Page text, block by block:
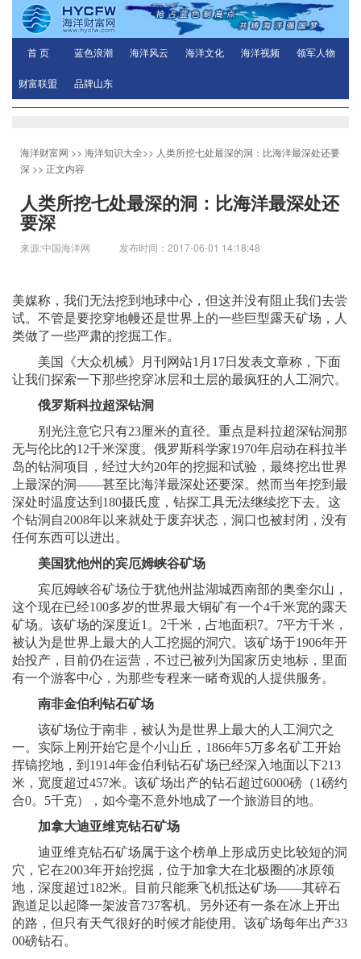
首 页 蓝色浪潮 海洋风云 海洋文化 海洋视频 领军人物
财富联盟 品牌山东
海洋财富网 >> 海洋知识大全>> 人类所挖七处最深的洞：比海洋最深处还要
深 >> 正文内容
人类所挖七处最深的洞：比海洋最深处还
要深
来源:中国海洋网 发布时间：2017-06-01 14:18:48
美媒称，我们无法挖到地球中心，但这并没有阻止我们去尝
试。不管是要挖穿地幔还是世界上的一些巨型露天矿场，人
类做了一些严肃的挖掘工作。
美国《大众机械》月刊网站1月17日发表文章称，下面
让我们探索一下那些挖穿冰层和土层的最疯狂的人工洞穴。
俄罗斯科拉超深钻洞
别光注意它只有23厘米的直径。重点是科拉超深钻洞那
无与伦比的12千米深度。俄罗斯科学家1970年启动在科拉半
岛的钻洞项目，经过大约20年的挖掘和试验，最终挖出世界
上最深的洞——甚至比海洋最深处还要深。然而当年挖到最
深处时温度达到180摄氏度，钻探工具无法继续挖下去。这
个钻洞自2008年以来就处于废弃状态，洞口也被封闭，没有
任何东西可以进出。
美国犹他州的宾厄姆峡谷矿场
宾厄姆峡谷矿场位于犹他州盐湖城西南部的奥奎尔山，
这个现在已经100多岁的世界最大铜矿有一个4千米宽的露天
矿场。该矿场的深度近1。2千米，占地面积7。7平方千米，
被认为是世界上最大的人工挖掘的洞穴。该矿场于1906年开
始投产，目前仍在运营，不过已被列为国家历史地标，里面
有一个游客中心，为那些专程来一睹奇观的人提供服务。
南非金伯利钻石矿场
该矿场位于南非，被认为是世界上最大的人工洞穴之
一。实际上刚开始它是个小山丘，1866年5万多名矿工开始
挥镐挖地，到1914年金伯利钻石矿场已经深入地面以下213
米，宽度超过457米。该矿场出产的钻石超过6000磅（1磅约
合0。5千克），如今毫不意外地成了一个旅游目的地。
加拿大迪亚维克钻石矿场
迪亚维克钻石矿场属于这个榜单上形成历史比较短的洞
穴，它在2003年开始挖掘，位于加拿大在北极圈的冰原领
地，深度超过182米。目前只能乘飞机抵达矿场——其碎石
跑道足以起降一架波音737客机。另外还有一条在冰上开出
的路，但只有天气很好的时候才能使用。该矿场每年出产33
00磅钻石。